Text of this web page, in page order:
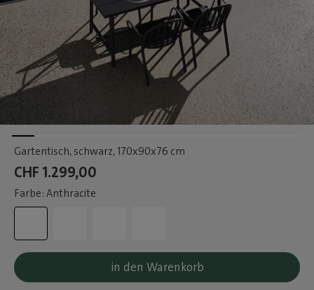
Gartentisch, schwarz, 170x90x76 cm
CHF 1.299,00
Farbe: Anthracite
in den Warenkorb